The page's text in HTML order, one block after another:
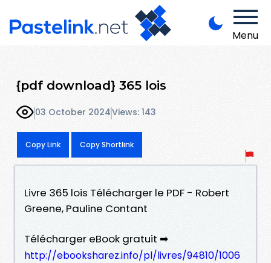
Menu
{pdf download} 365 lois
03 October 2024Views: 143
Copy Link Copy Shortlink
Livre 365 lois Télécharger le PDF - Robert
Greene, Pauline Contant
Télécharger eBook gratuit ➡
http://ebooksharez.info/pl/livres/94810/1006